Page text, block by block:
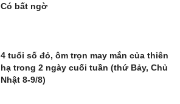
Có bất ngờ
4 tuổi số đỏ, ôm trọn may mắn của thiên
hạ trong 2 ngày cuối tuần (thứ Bảy, Chủ
Nhật 8-9/8)